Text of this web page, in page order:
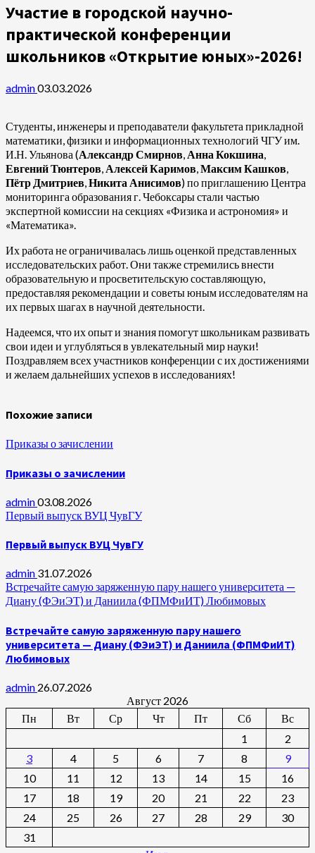
Участие в городской научно-
практической конференции
школьников «Открытие юных»-2026!
admin03.03.2026
Студенты, инженеры и преподаватели факультета прикладной
математики, физики и информационных технологий ЧГУ им.
И.Н. Ульянова (Александр Смирнов, Анна Кокшина,
Евгений Тюнтеров, Алексей Каримов,Максим Кашков,
Пётр Дмитриев,Никита Анисимов) по приглашению Центра
мониторинга образования г. Чебоксары стали частью
экспертной комиссии на секциях «Физика и астрономия» и
«Математика».
Их работа не ограничивалась лишь оценкой представленных
исследовательских работ. Они также стремились внести
образовательную и просветительскую составляющую,
предоставляя рекомендации и советы юным исследователям на
их первых шагах в научной деятельности.
Надеемся, что их опыт и знания помогут школьникам развивать
свои идеи и углубляться в увлекательный мир науки!
Поздравляем всех участников конференции с их достижениями
и желаем дальнейших успехов в исследованиях!
Похожие записи
Приказы о зачислении
Приказы о зачислении
admin03.08.2026
Первый выпуск ВУЦ ЧувГУ
Первый выпуск ВУЦ ЧувГУ
admin 31.07.2026
Встречайте самую заряженную пару нашего университета —
Диану (ФЭиЭТ) и Даниила (ФПМФиИТ) Любимовых
Встречайте самую заряженную пару нашего
университета — Диану (ФЭиЭТ) и Даниила (ФПМФиИТ)
Любимовых
admin 26.07.2026
Август 2026
Пн
Вт Ср Чт Пт Сб
Вс
1
2
3
4 5 6 7 8
9
10
11 12 13 14 15
16
17
18 19 20 21 22
23
24
25 26 27 28 29
30
31